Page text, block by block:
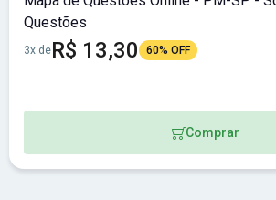
Questões
3x deR$ 13,30 60% OFF
Comprar